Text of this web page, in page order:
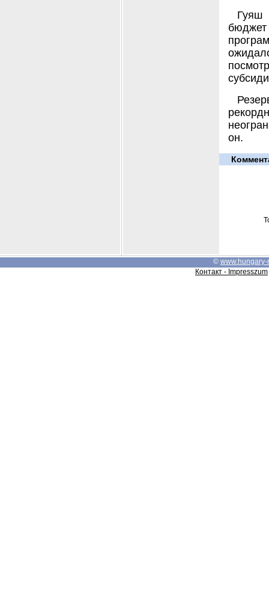
Гуяш
бюджет
он.
© www.hungary-
Контакт - Impresszum